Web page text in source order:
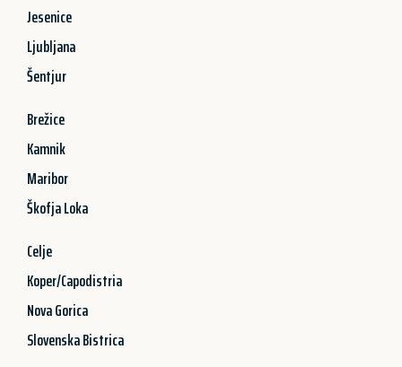
Jesenice
Ljubljana
Šentjur
Brežice
Kamnik
Maribor
Škofja Loka
Celje
Koper/Capodistria
Nova Gorica
Slovenska Bistrica